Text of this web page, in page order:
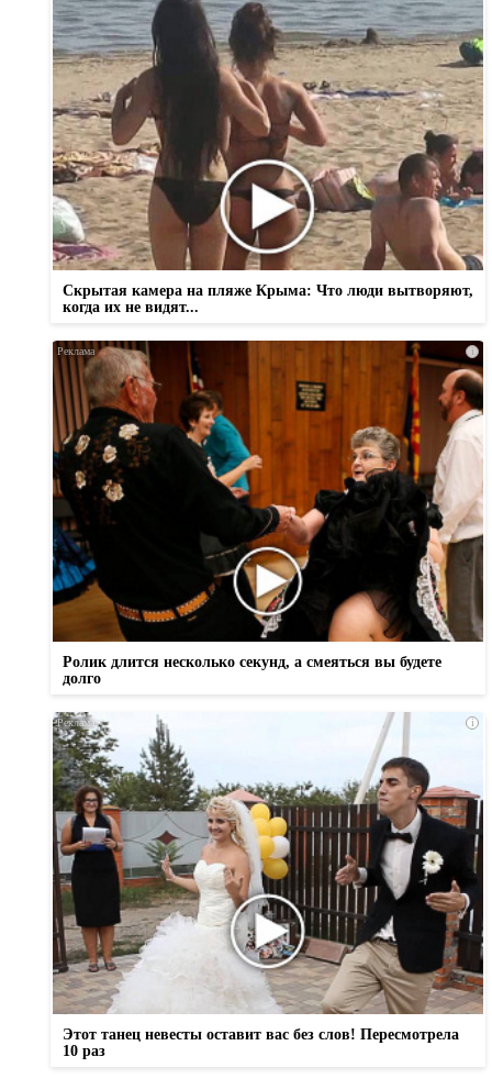
Скрытая камера на пляже Крыма: Что люди вытворяют,
когда их не видят...
i
Ролик длится несколько секунд, а смеяться вы будете
долго
i
Этот танец невесты оставит вас без слов! Пересмотрела
10 раз